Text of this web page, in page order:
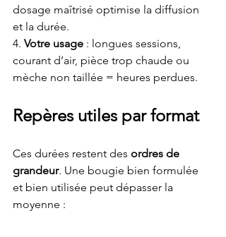
dosage maîtrisé optimise la diffusion
et la durée.
4. Votre usage : longues sessions,
courant d’air, pièce trop chaude ou
mèche non taillée = heures perdues.
Repères utiles par format
Ces durées restent des ordres de
grandeur. Une bougie bien formulée
et bien utilisée peut dépasser la
moyenne :